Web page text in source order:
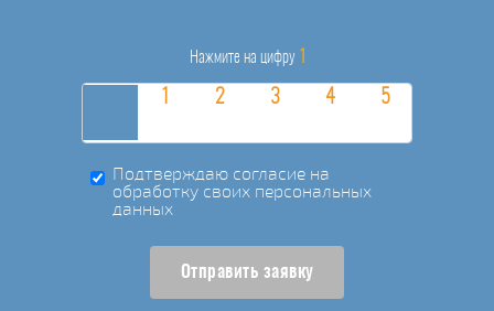
Нажмите на цифру 1
Подтверждаю согласие на
обработку своих персональных
данных
Отправить заявку